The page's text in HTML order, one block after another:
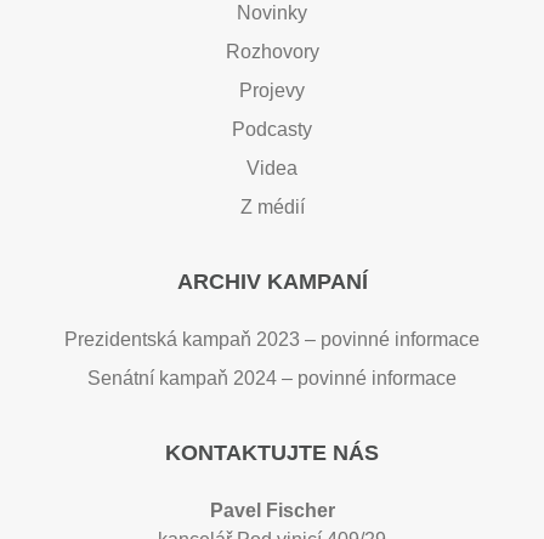
Novinky
Rozhovory
Projevy
Podcasty
Videa
Z médií
ARCHIV KAMPANÍ
Prezidentská kampaň 2023 – povinné informace
Senátní kampaň 2024 – povinné informace
KONTAKTUJTE NÁS
Pavel Fischer